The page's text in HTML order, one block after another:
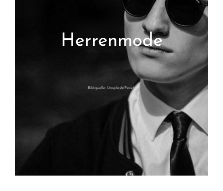
Herrenmode
Bildquelle: Unsplash/Pexels